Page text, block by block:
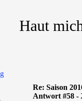
Haut
Re: Saison
Antwort #58 -